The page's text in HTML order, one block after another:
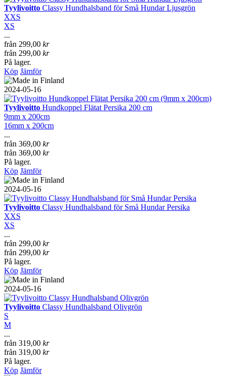
Tyylivoitto Classy Hundhalsband för Små Hundar Ljusgrön
XXS
XS
...
från 299,00 kr
från 299,00 kr
På lager.
Köp Jämför
2024-05-16
Tyylivoitto Hundkoppel Flätat Persika 200 cm
9mm x 200cm
16mm x 200cm
...
från 369,00 kr
från 369,00 kr
På lager.
Köp Jämför
2024-05-16
Tyylivoitto Classy Hundhalsband för Små Hundar Persika
XXS
XS
...
från 299,00 kr
från 299,00 kr
På lager.
Köp Jämför
2024-05-16
Tyylivoitto Classy Hundhalsband Olivgrön
S
M
...
från 319,00 kr
från 319,00 kr
På lager.
Köp Jämför